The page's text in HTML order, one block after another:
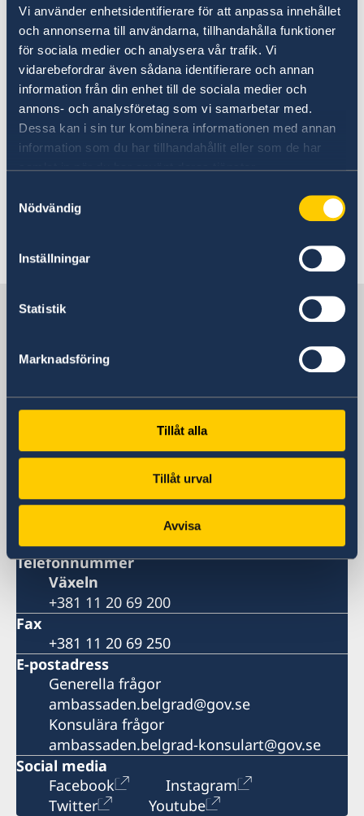
Vi använder enhetsidentifierare för att anpassa innehållet
och annonserna till användarna, tillhandahålla funktioner
för sociala medier och analysera vår trafik. Vi
vidarebefordrar även sådana identifierare och annan
information från din enhet till de sociala medier och
annons- och analysföretag som vi samarbetar med.
Dessa kan i sin tur kombinera informationen med annan
information som du har tillhandahållit eller som de har
samlat in när du har använt deras tjänster.
Nödvändig
Inställningar
Statistik
Marknadsföring
Tillåt alla
Tillåt urval
Avvisa
Synagoga samt träffade representanter från
civilsamhället och elever.Ambassadören och
Borgmästaren i Sabac, Nebojsa Zelenovic,
planterade också ett träd för att minnas
besöket och som en symbol för goda relationer
mellan staden och Ambassaden.
”Det är genom att besöka olika städer som jag lär
Sveriges ambassadör i Serbien.
Sverige i Serbien
Sveriges ambassad
Besöksadress
Vänligen boka ditt besök per telefon eller
Postadress
Sveriges ambassad
P.O.B. 5
Serbien
Telefonnummer
Växeln
+381 11 20 69 200
Fax
+381 11 20 69 250
E-postadress
Generella frågor
ambassaden.belgrad@gov.se
Konsulära frågor
ambassaden.belgrad-konsulart@gov.se
Social media
Facebook
Instagram
Twitter
Youtube